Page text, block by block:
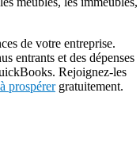
de votre entreprise.
entrants et des dépenses
Rejoignez-les
prospérergratuitement.